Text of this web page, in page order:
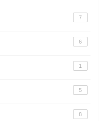
7
6
1
5
8